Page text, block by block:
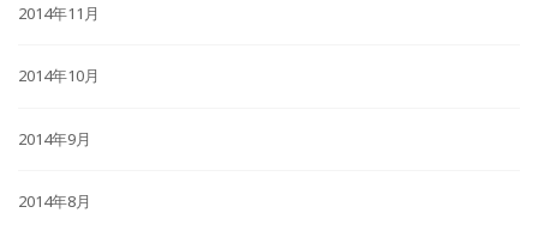
2014年11月
2014年10月
2014年9月
2014年8月